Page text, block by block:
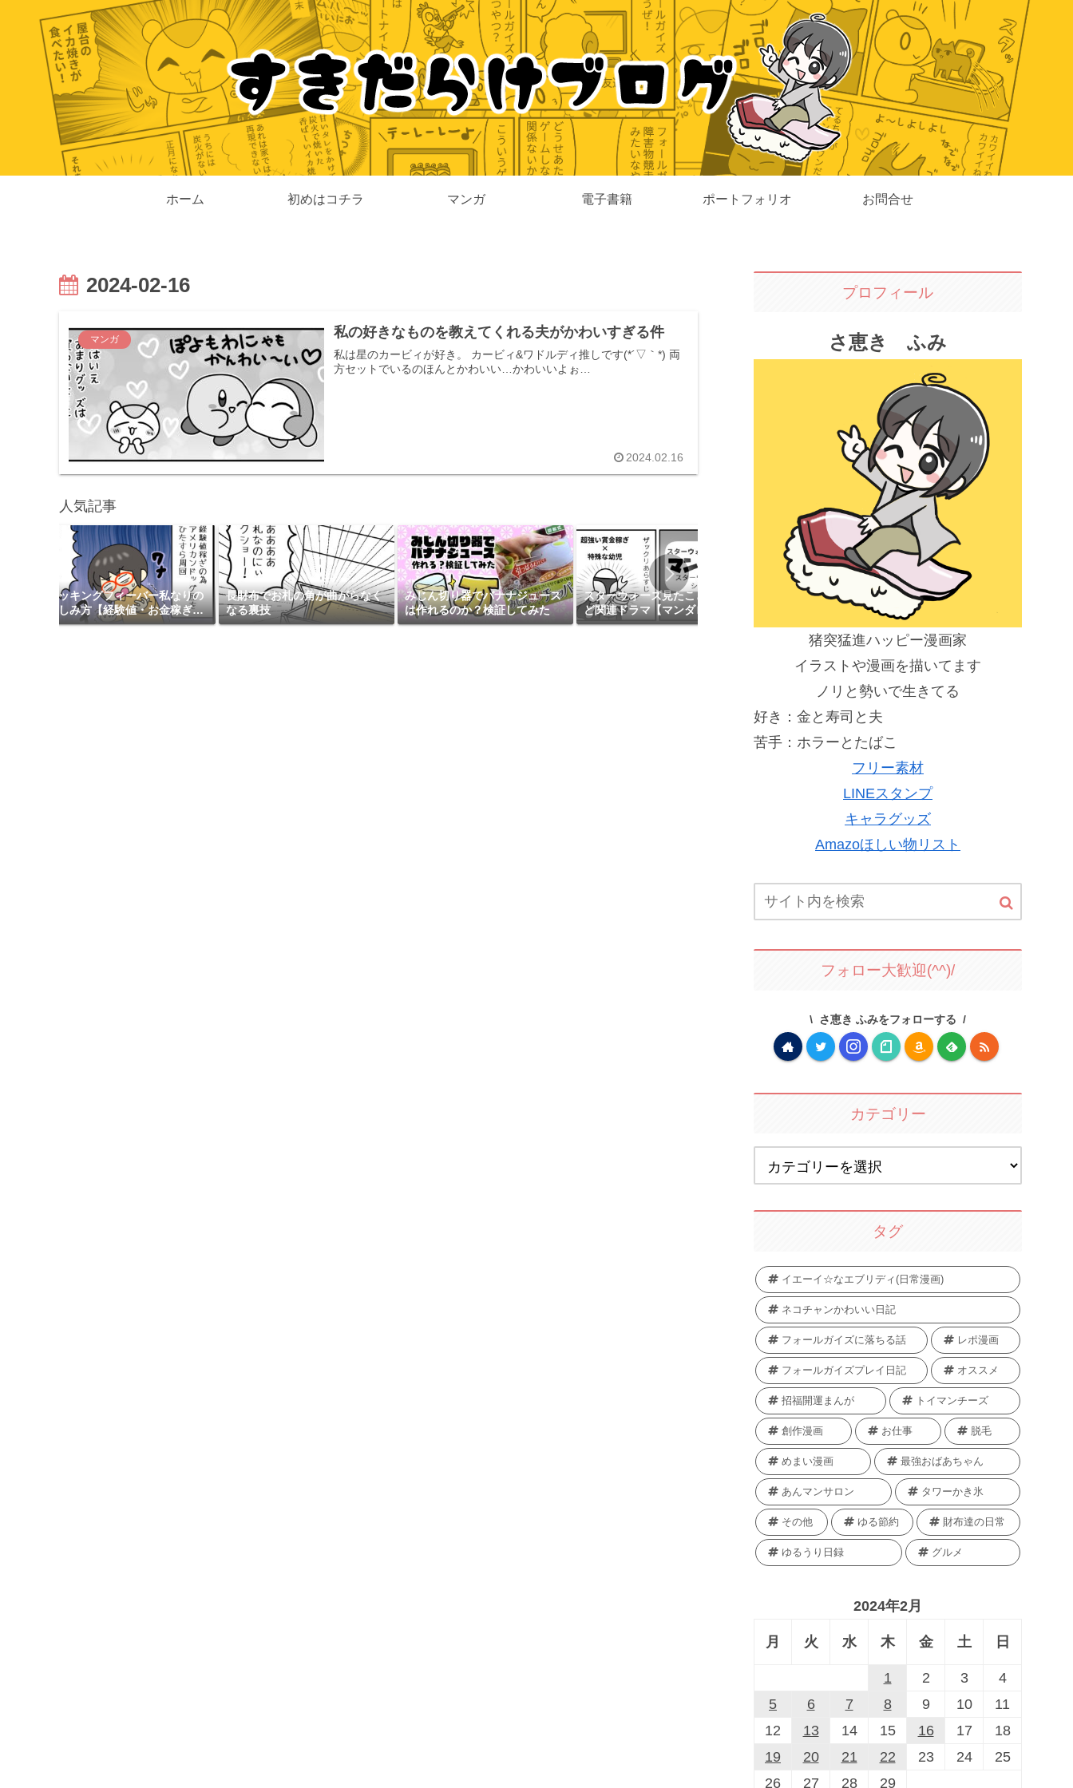
ホーム 初めはコチラ マンガ 電子書籍 ポートフォリオ お問合せ
2024-02-16
マンガ 私の好きなものを教えてくれる夫がかわいすぎる件
私は星のカービィが好き。 カービィ&ワドルディ推しです(*´▽｀*) 両
方セットでいるのほんとかわいい…かわいいよぉ…
2024.02.16
人気記事
クッキングフィーバー私なりの
楽しみ方【経験値・お金稼ぎ・
無課金】iPhone版
長財布でお札の角が曲がらなく
なる裏技
みじん切り器でバナナジュース
は作れるのか？検証してみた
スターウォーズ見たことないけ
ど関連ドラマ【マンダロリア
ン】見た
【不器用さんのじゃがアリゴ】
チーズが上手く溶けない時はレ
【宮崎県都城市】本格派
ス料理が気軽に楽しめる
プロフィール
さ恵き ふみ
猪突猛進ハッピー漫画家
イラストや漫画を描いてます
ノリと勢いで生きてる
好き：金と寿司と夫
苦手：ホラーとたばこ
フリー素材
LINEスタンプ
キャラグッズ
Amazoほしい物リスト
フォロー大歓迎(^^)/
さ恵き ふみをフォローする
カテゴリー
タグ
イエーイ☆なエブリディ(日常漫画)
ネコチャンかわいい日記
フォールガイズに落ちる話 レポ漫画
フォールガイズプレイ日記 オススメ
招福開運まんが トイマンチーズ
創作漫画 お仕事 脱毛
めまい漫画 最強おばあちゃん
あんマンサロン タワーかき氷
その他 ゆる節約 財布達の日常
ゆるうり日録 グルメ
2024年2月
月 火 水 木 金 土 日
1 2 3
4
5
6 7 8 9 10
11
12
13 14 15 16 17
18
19
20 21 22 23 24
25
26
27 28 29